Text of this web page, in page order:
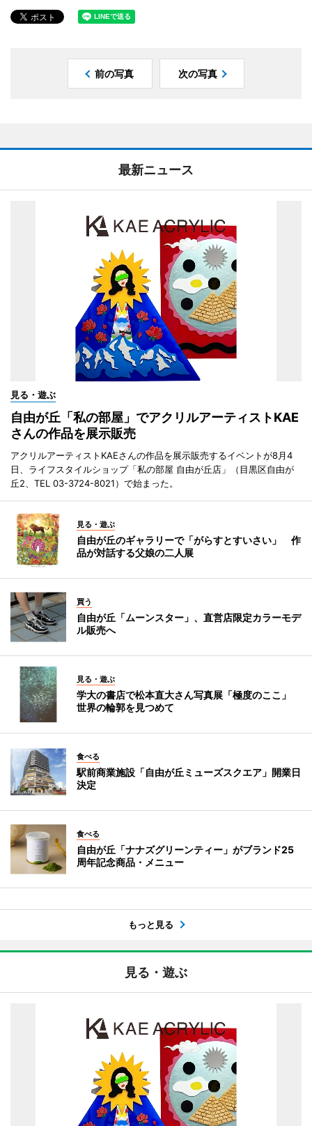
前の写真 次の写真
最新ニュース
見る・遊ぶ
自由が丘「私の部屋」でアクリルアーティストKAE
さんの作品を展示販売
アクリルアーティストKAEさんの作品を展示販売するイベントが8月4
日、ライフスタイルショップ「私の部屋 自由が丘店」（目黒区自由が
丘2、TEL 03-3724-8021）で始まった。
見る・遊ぶ
自由が丘のギャラリーで「がらすとすいさい」 作
品が対話する父娘の二人展
買う
自由が丘「ムーンスター」、直営店限定カラーモデ
ル販売へ
見る・遊ぶ
学大の書店で松本直大さん写真展「極度のここ」
世界の輪郭を見つめて
食べる
駅前商業施設「自由が丘ミューズスクエア」開業日
決定
食べる
自由が丘「ナナズグリーンティー」がブランド25
周年記念商品・メニュー
もっと見る
見る・遊ぶ